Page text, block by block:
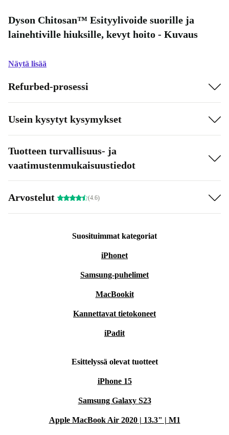
Dyson Chitosan™ Esityylivoide suorille ja
lainehtiville hiuksille, kevyt hoito - Kuvaus
Näytä lisää
Refurbed-prosessi
Usein kysytyt kysymykset
Tuotteen turvallisuus- ja
vaatimustenmukaisuustiedot
Arvostelut (4.6)
Suosituimmat kategoriat
iPhonet
Samsung-puhelimet
MacBookit
Kannettavat tietokoneet
iPadit
Esittelyssä olevat tuotteet
iPhone 15
Samsung Galaxy S23
Apple MacBook Air 2020 | 13.3" | M1